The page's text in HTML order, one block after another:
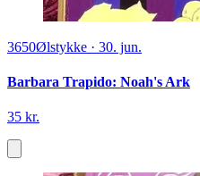
3650Ølstykke · 30. jun.
Barbara Trapido: Noah's Ark
35 kr.